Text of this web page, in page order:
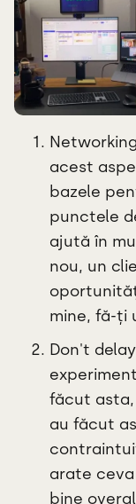
acest
bazele
punctele
ajută în
nou, un
mine, fă-ți
Don't
făcut asta,
au făcut
arate
bine